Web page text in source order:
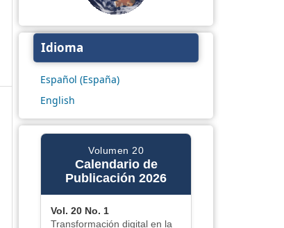
Idioma
Español (España)
English
Volumen 20
Calendario de
Publicación 2026
Vol. 20 No. 1
Transformación digital en la